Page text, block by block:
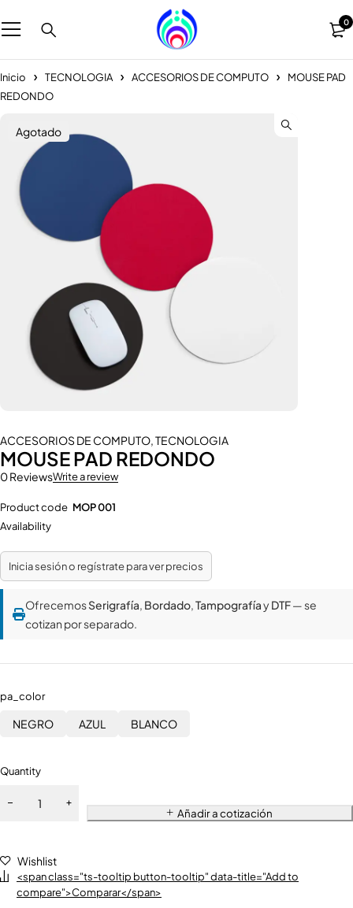
0
Inicio TECNOLOGIA ACCESORIOS DE COMPUTO
MOUSE PAD
REDONDO
Agotado
ACCESORIOS DE COMPUTO,TECNOLOGIA
MOUSE PAD REDONDO
0 ReviewsWrite a review
Product code MOP 001
Availability
Inicia sesión o regístrate para ver precios
OfrecemosSerigrafía, Bordado,TampografíayDTF— se
cotizan por separado.
pa_color
NEGRO AZUL BLANCO
Quantity
Añadir a cotización
Wishlist
<span class="ts-tooltip button-tooltip" data-title="Add to
compare">Comparar</span>